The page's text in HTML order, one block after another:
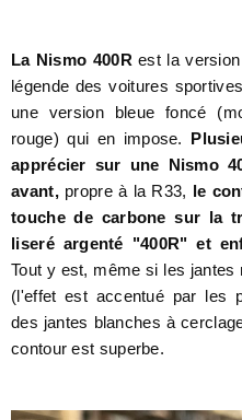
La Nismo 400R est la
légende des voitures
une version bleue foncé
rouge) qui en impose.
apprécier sur une Nismo
avant,propre à la R33, le
touche de carbone sur la
liseré argenté "400R" et
Tout y est, même si les
(l'effet est accentué par les
des jantes blanches à
contour est superbe.